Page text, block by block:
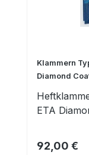
Klammern
Diamond
ETA
Regulärer
92,00 €